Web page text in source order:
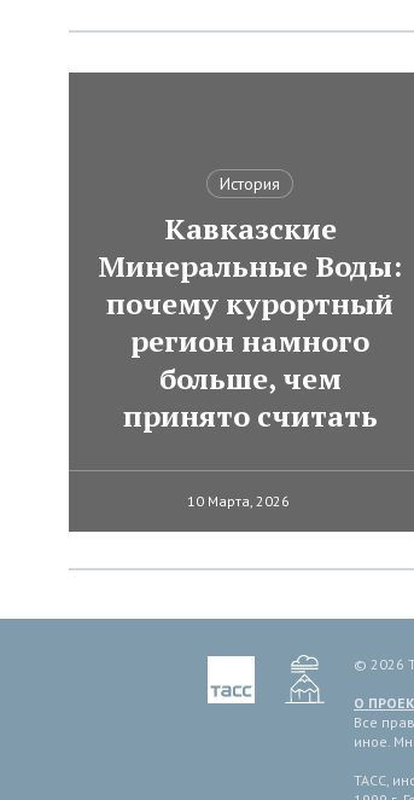
История
Кавказские
Минеральные Воды:
почему курортный
регион намного
больше, чем
принято считать
10 Марта, 2026
© 2026
О
Все
иное.
ТАСС,